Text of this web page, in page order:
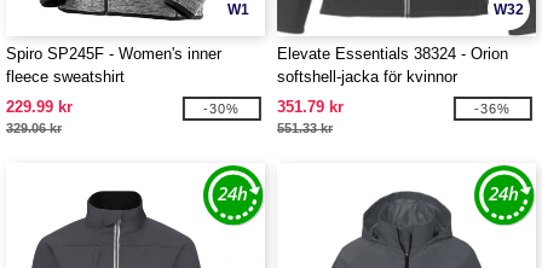
W1
Spiro SP245F - Women's inner
fleece sweatshirt
229.99 kr
329.06 kr
-30%
W32
Elevate Essentials 38324 - Orion
softshell-jacka för kvinnor
351.79 kr
551.33 kr
-36%